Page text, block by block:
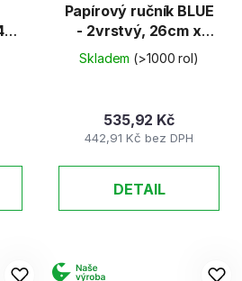
Papírový ručník BLUE
- 2vrstvý, 26cm x
230m
Skladem (>1000 rol)
442,91 Kč bez DPH
535,92 Kč
DETAIL